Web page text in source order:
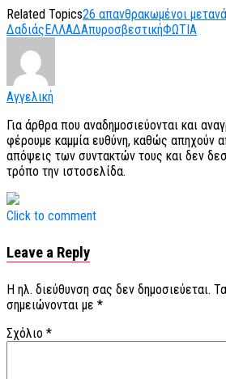
Related Topics26 απανθρακωμένοι
Δαδιάς ΕΛΛΑΔΑπυροσβεστικήΦΩΤΙΑ
Αγγελική
Για άρθρα που αναδημοσιεύονται και
φέρουμε καμμία ευθύνη, καθώς απηχούν
απόψεις των συντακτών τους και δεν
τρόπο την ιστοσελίδα.
Click to comment
Leave a Reply
Η ηλ. διεύθυνση σας δεν δημοσιεύεται.
σημειώνονται με *
Σχόλιο *